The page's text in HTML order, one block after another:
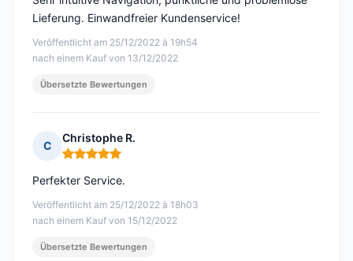
Veröffentlicht am 25/12/2022 à 19h54
nach einem Kauf von 13/12/2022
Lieferung. Einwandfreier Kundenservice!
Übersetzte Bewertungen
C
Christophe R.
Hinweis: 5 von 5
Veröffentlicht am 25/12/2022 à 18h03
nach einem Kauf von 15/12/2022
Perfekter Service.
Übersetzte Bewertungen